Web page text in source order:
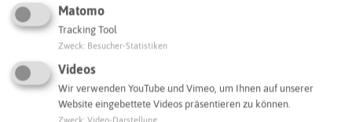
Adresse:
Radstation Haltern am See Bf
Roost-Warendin-Platz 3
Matomo
Tracking Tool
Zweck Besucher-Statistiken
Videos
Wir verwenden YouTube und Vimeo, um Ihnen auf unserer
Website eingebettete Videos präsentieren zu können.
Zweck Video-Darstellung